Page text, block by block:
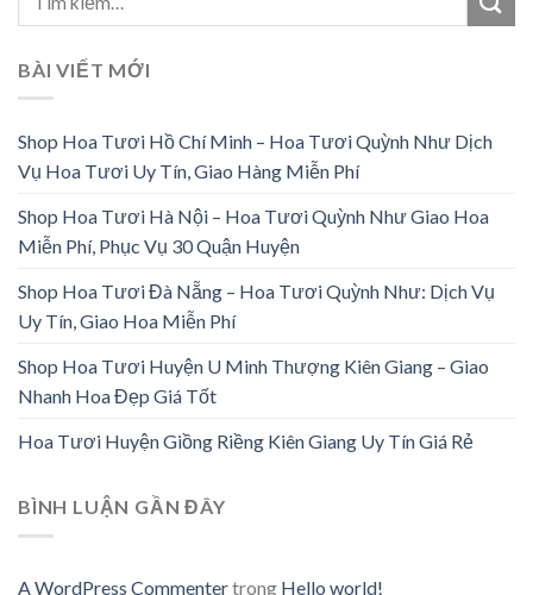
BÀI VIẾT MỚI
Shop Hoa Tươi Hồ Chí Minh – Hoa Tươi Quỳnh Như Dịch
Vụ Hoa Tươi Uy Tín, Giao Hàng Miễn Phí
Shop Hoa Tươi Hà Nội – Hoa Tươi Quỳnh Như Giao Hoa
Miễn Phí, Phục Vụ 30 Quận Huyện
Shop Hoa Tươi Đà Nẵng – Hoa Tươi Quỳnh Như: Dịch Vụ
Uy Tín, Giao Hoa Miễn Phí
Shop Hoa Tươi Huyện U Minh Thượng Kiên Giang – Giao
Nhanh Hoa Đẹp Giá Tốt
Hoa Tươi Huyện Giồng Riềng Kiên Giang Uy Tín Giá Rẻ
BÌNH LUẬN GẦN ĐÂY
A WordPress Commentertrong Hello world!